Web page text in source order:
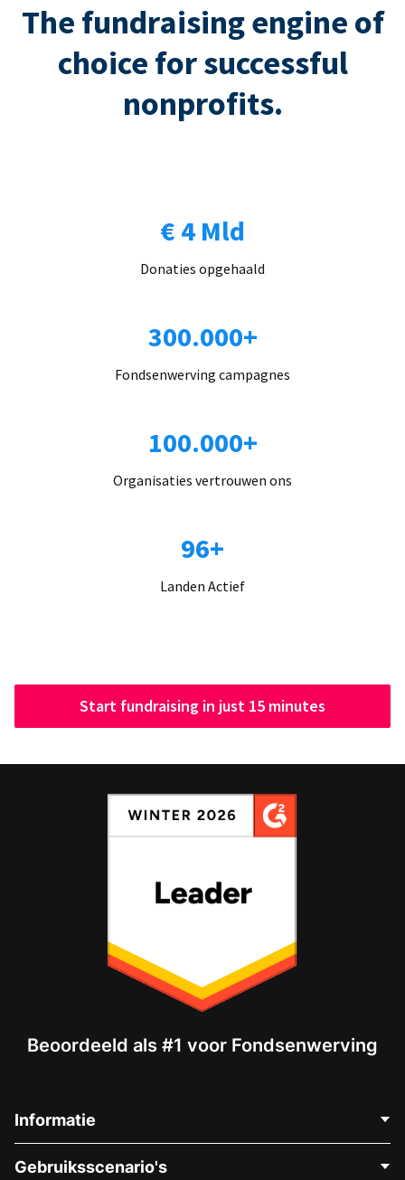
The fundraising engine of
choice for successful
nonprofits.
€ 4 Mld
Donaties opgehaald
300.000+
Fondsenwerving campagnes
100.000+
Organisaties vertrouwen ons
96+
Landen Actief
Start fundraising in just 15 minutes
Beoordeeld als #1 voor Fondsenwerving
Informatie
Gebruiksscenario's